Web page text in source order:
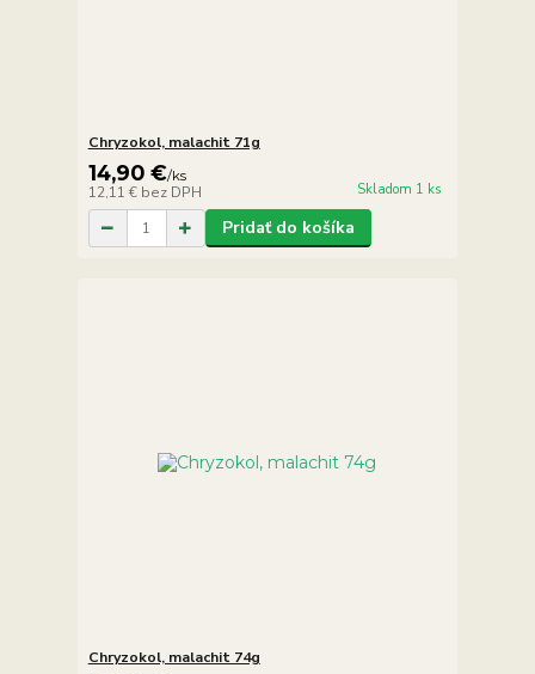
Chryzokol, malachit 71g
14,90 €/ks
12,11 € bez DPH Skladom 1 ks
Pridať do košíka
Chryzokol, malachit 74g